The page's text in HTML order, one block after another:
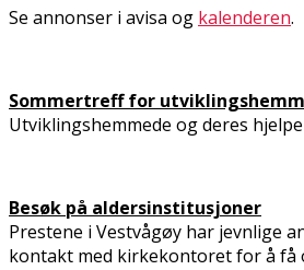
Se annonser i avisa og kalenderen.
Sommertreff for
Utviklingshemmede og deres
Besøk på aldersinstitusjoner
Prestene i Vestvågøy har jevnlige
kontakt med kirkekontoret for å få